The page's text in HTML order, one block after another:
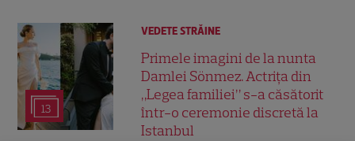
13
VEDETE STRĂINE
Primele imagini de la nunta
Damlei Sönmez. Actrița din
„Legea familiei” s-a căsătorit
într-o ceremonie discretă la
Istanbul